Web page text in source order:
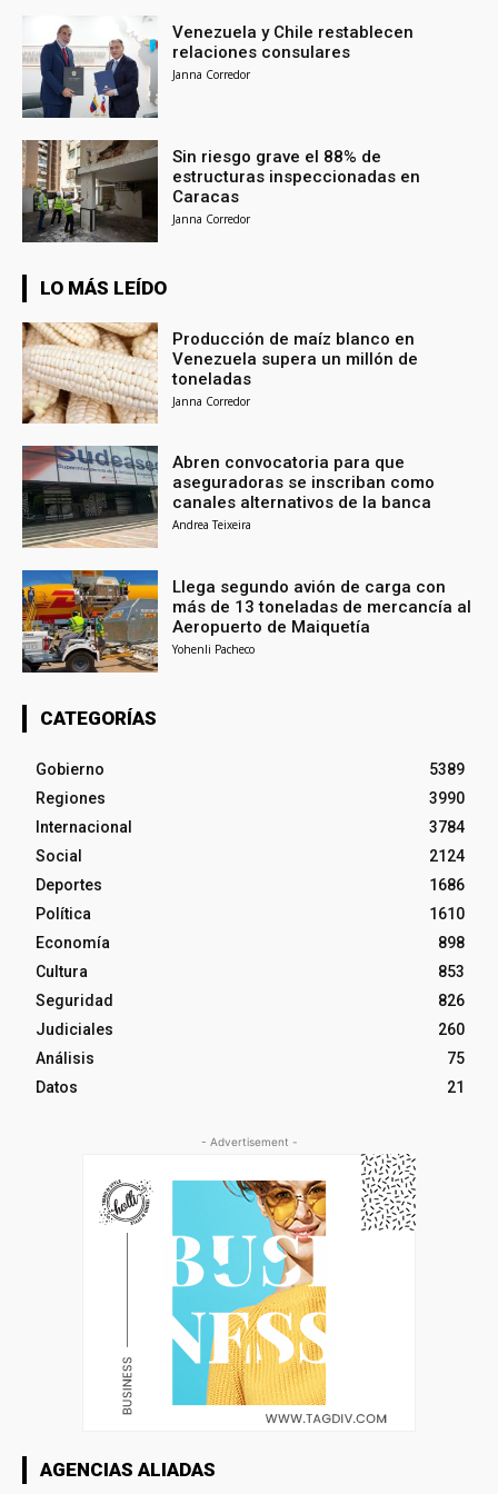
Venezuela y Chile restablecen
relaciones consulares
Janna Corredor
Sin riesgo grave el 88% de
estructuras inspeccionadas en
Caracas
Janna Corredor
LO MÁS LEÍDO
Producción de maíz blanco en
Venezuela supera un millón de
toneladas
Janna Corredor
Abren convocatoria para que
aseguradoras se inscriban como
canales alternativos de la banca
Andrea Teixeira
Llega segundo avión de carga con
más de 13 toneladas de mercancía al
Aeropuerto de Maiquetía
Yohenli Pacheco
CATEGORÍAS
Gobierno
5389
Regiones
3990
Internacional
3784
Social
2124
Deportes
1686
Política
1610
Economía
898
Cultura
853
Seguridad
826
Judiciales
260
Análisis
75
Datos
21
- Advertisement -
AGENCIAS ALIADAS